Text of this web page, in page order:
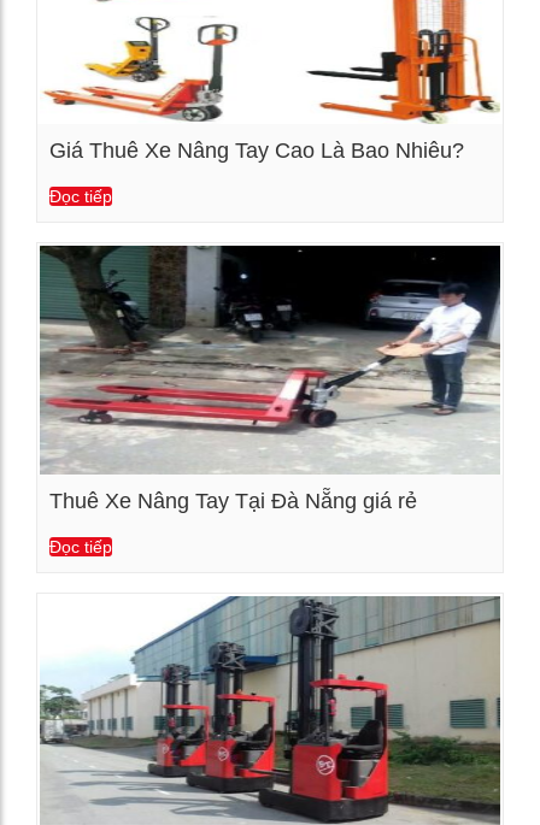
Giá Thuê Xe Nâng Tay Cao Là Bao Nhiêu?
Đọc tiếp
Thuê Xe Nâng Tay Tại Đà Nẵng giá rẻ
Đọc tiếp